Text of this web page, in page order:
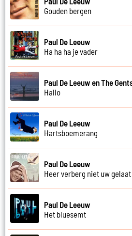
Gouden bergen
Paul De Leeuw
Ha ha ha je vader
Paul De Leeuw en The
Hallo
Paul De Leeuw
Hartsboemerang
Paul De Leeuw
Heer verberg niet uw gelaat
Paul De Leeuw
Het bluesemt